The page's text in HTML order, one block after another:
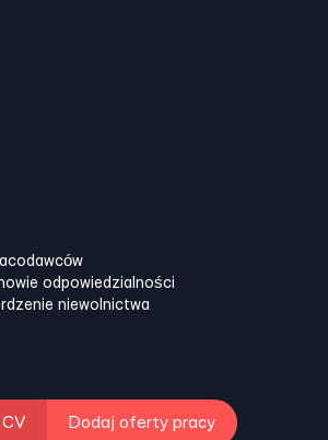
odpowiedzialności
niewolnictwa
CV Dodaj oferty pracy